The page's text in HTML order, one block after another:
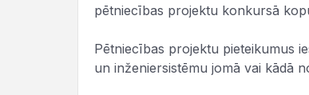
pētniecības projektu konkursā
Pētniecības projektu pieteikumus
un inženiersistēmu jomā vai kādā